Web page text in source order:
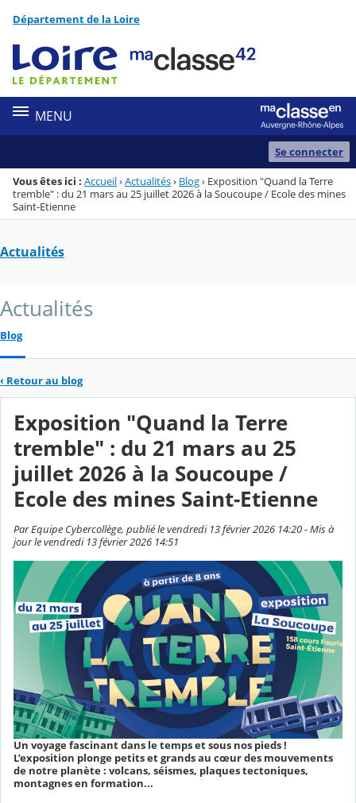
Menu de la rubrique
Contenu
Département de la Loire
MENU
Se connecter
Vous êtes ici : Accueil›Actualités› Blog› Exposition "Quand la Terre
tremble" : du 21 mars au 25 juillet 2026 à la Soucoupe / Ecole des mines
Saint-Etienne
Actualités
Actualités
Blog
‹ Retour au blog
Exposition "Quand la Terre
tremble" : du 21 mars au 25
juillet 2026 à la Soucoupe /
Ecole des mines Saint-Etienne
Par Equipe Cybercollège, publié le vendredi 13 février 2026 14:20 - Mis à
jour le vendredi 13 février 2026 14:51
Un voyage fascinant dans le temps et sous nos pieds !
L’exposition plonge petits et grands au cœur des mouvements
de notre planète : volcans, séismes, plaques tectoniques,
montagnes en formation...